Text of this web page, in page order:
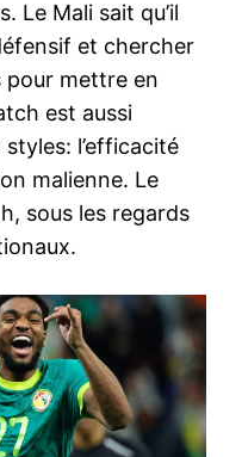
Le Mali sait qu’il
et chercher
pour mettre en
est aussi
l’efficacité
malienne. Le
sous les regards